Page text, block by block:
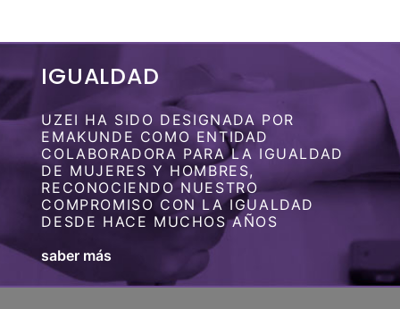
IGUALDAD
UZEI HA SIDO DESIGNADA POR
EMAKUNDE COMO ENTIDAD
COLABORADORA PARA LA IGUALDAD
DE MUJERES Y HOMBRES,
RECONOCIENDO NUESTRO
COMPROMISO CON LA IGUALDAD
DESDE HACE MUCHOS AÑOS
saber más